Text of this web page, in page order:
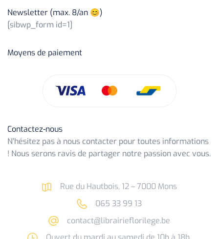
Newsletter (max. 8/an 😊)
[sibwp_form id=1]
Moyens de paiement
Contactez-nous
N’hésitez pas à nous contacter pour toutes informations
! Nous serons ravis de partager notre passion avec vous.
Rue du Hautbois, 12 – 7000 Mons
065 33 99 13
contact@librairieflorilege.be